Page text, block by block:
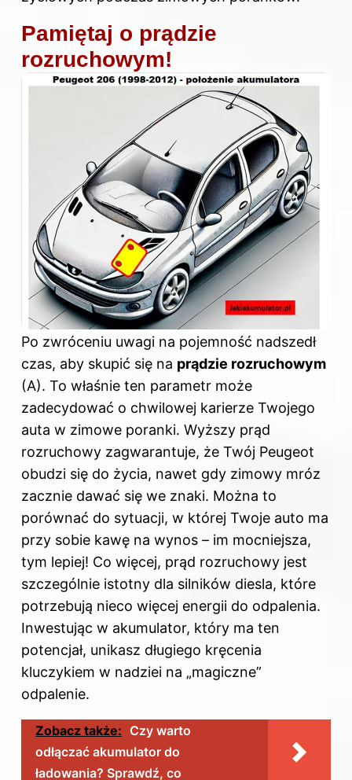
Pamiętaj o prądzie
rozruchowym!
Po zwróceniu uwagi na pojemność nadszedł
czas, aby skupić się na prądzie rozruchowym
(A). To właśnie ten parametr może
zadecydować o chwilowej karierze Twojego
auta w zimowe poranki. Wyższy prąd
rozruchowy zagwarantuje, że Twój Peugeot
obudzi się do życia, nawet gdy zimowy mróz
zacznie dawać się we znaki. Można to
porównać do sytuacji, w której Twoje auto ma
przy sobie kawę na wynos – im mocniejsza,
tym lepiej! Co więcej, prąd rozruchowy jest
szczególnie istotny dla silników diesla, które
potrzebują nieco więcej energii do odpalenia.
Inwestując w akumulator, który ma ten
potencjał, unikasz długiego kręcenia
kluczykiem w nadziei na „magiczne”
odpalenie.
Zobacz także: Czy warto
odłączać akumulator do
ładowania? Sprawdź, co